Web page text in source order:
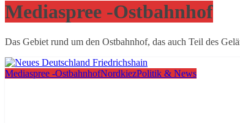
Mediaspree -Ostbahnhof
Das Gebiet rund um den Ostbahnhof, das auch Teil des
Mediaspree -OstbahnhofNordkiezPolitik & News